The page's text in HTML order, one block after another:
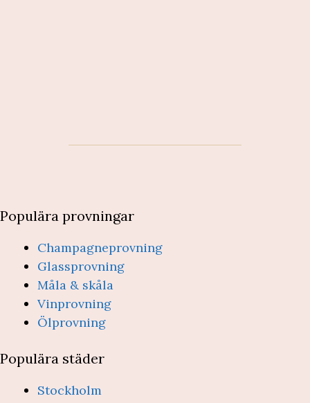
Populära provningar
Champagneprovning
Glassprovning
Måla & skåla
Vinprovning
Ölprovning
Populära städer
Stockholm